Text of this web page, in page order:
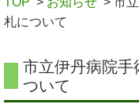
札について
市立伊丹病院手
ついて